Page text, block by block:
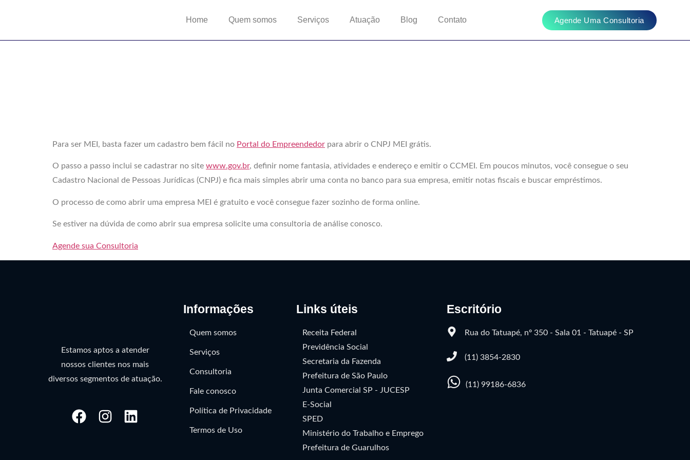
Home Quem somos Serviços Atuação Blog Contato Agende Uma Consultoria
Para ser MEI, basta fazer um cadastro bem fácil no Portal do Empreendedor para abrir o CNPJ MEI grátis.
O passo a passo inclui se cadastrar no site www.gov.br, definir nome fantasia, atividades e endereço e emitir o CCMEI. Em poucos minutos, você consegue o seu
Cadastro Nacional de Pessoas Jurídicas (CNPJ) e fica mais simples abrir uma conta no banco para sua empresa, emitir notas fiscais e buscar empréstimos.
O processo de como abrir uma empresa MEI é gratuito e você consegue fazer sozinho de forma online.
Se estiver na dúvida de como abrir sua empresa solicite uma consultoria de análise conosco.
Agende sua Consultoria
Estamos aptos a atender
nossos clientes nos mais
diversos segmentos de atuação.
Informações
Quem somos
Serviços
Consultoria
Fale conosco
Política de Privacidade
Termos de Uso
Links úteis
Receita Federal
Previdência Social
Secretaria da Fazenda
Prefeitura de São Paulo
Junta Comercial SP - JUCESP
E-Social
SPED
Ministério do Trabalho e Emprego
Prefeitura de Guarulhos
Escritório
Rua do Tatuapé, nº 350 - Sala 01 - Tatuapé - SP
(11) 3854-2830
(11) 99186-6836